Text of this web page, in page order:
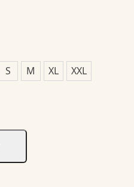
S M XL XXL